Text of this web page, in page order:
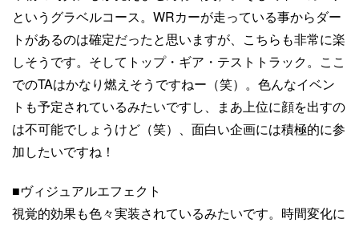
というグラベルコース。WRカーが走っている事からダー
トがあるのは確定だったと思いますが、こちらも非常に楽
しそうです。そしてトップ・ギア・テストトラック。ここ
でのTAはかなり燃えそうですねー（笑）。色んなイベン
トも予定されているみたいですし、まあ上位に顔を出すの
は不可能でしょうけど（笑）、面白い企画には積極的に参
加したいですね！
■ヴィジュアルエフェクト
視覚的効果も色々実装されているみたいです。時間変化に